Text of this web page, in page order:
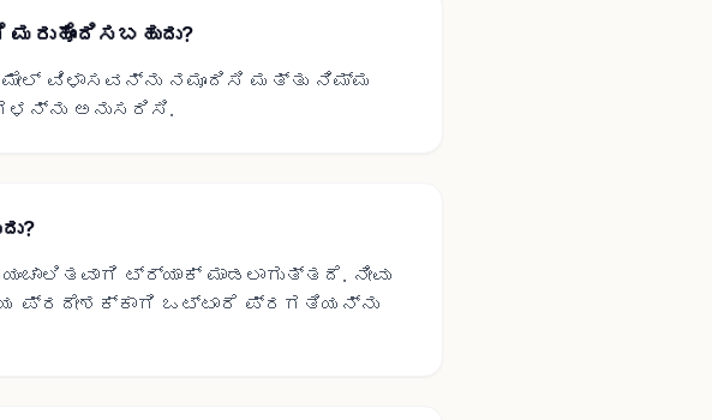
ವಿಳಾಸವನ್ನು ನಮೂದಿಸಿ ಮತ್ತು ನಿಮ್ಮ
ಅನುಸರಿಸಿ.
ಟ್ರ್ಯಾಕ್ ಮಾಡಲಾಗುತ್ತದೆ. ನೀವು
ಪ್ರದೇಶಕ್ಕಾಗಿ ಒಟ್ಟಾರೆ ಪ್ರಗತಿಯನ್ನು